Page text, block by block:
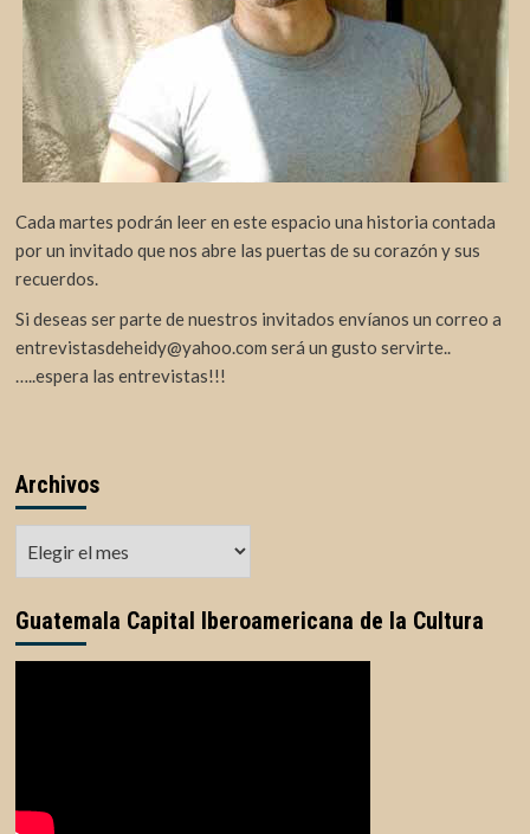
Cada martes podrán leer en este espacio una historia contada
por un invitado que nos abre las puertas de su corazón y sus
recuerdos.
Si deseas ser parte de nuestros invitados envíanos un correo a
entrevistasdeheidy@yahoo.com será un gusto servirte..
…..espera las entrevistas!!!
Archivos
Guatemala Capital Iberoamericana de la Cultura